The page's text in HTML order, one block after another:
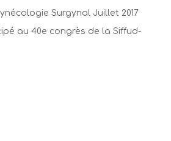
Surgynal Juillet 2017
au 40e congrès de la Siffud-